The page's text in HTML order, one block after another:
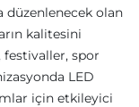
olan
kalitesini
festivaller, spor
LED
için etkileyici